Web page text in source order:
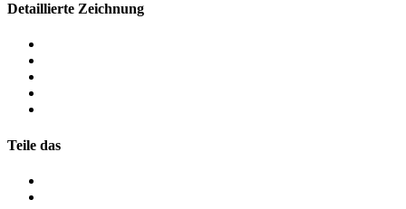
Detaillierte Zeichnung
Teile das